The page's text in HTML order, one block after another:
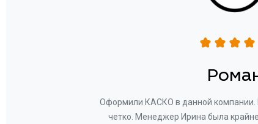
Оформили КАСКО в данной компании.
четко. Менеджер Ирина была